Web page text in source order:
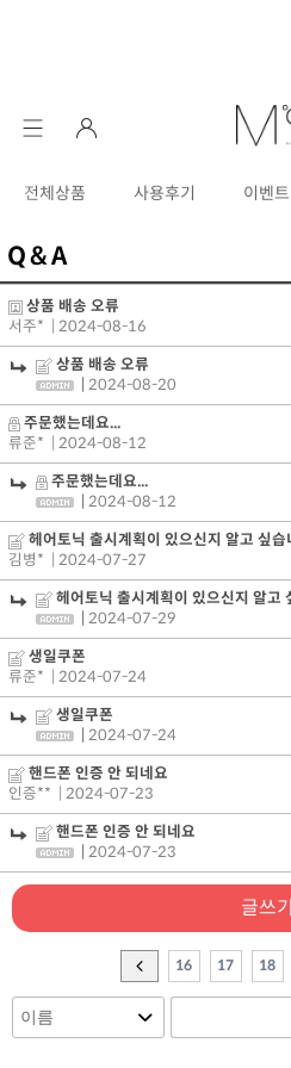
전체상품 사용후기 이벤트
Q & A
상품 배송 오류
서주*
| 2024-08-16
상품 배송 오류
2024-08-20
주문했는데요...
류준*
| 2024-08-12
주문했는데요...
2024-08-12
헤어토닉 출시계획이 있으신지 알고 싶습
김병*
| 2024-07-27
헤어토닉 출시계획이 있으신지 알고
2024-07-29
생일쿠폰
류준*
| 2024-07-24
생일쿠폰
2024-07-24
핸드폰 인증 안 되네요
인증**
| 2024-07-23
핸드폰 인증 안 되네요
2024-07-23
글쓰기
16 17 18